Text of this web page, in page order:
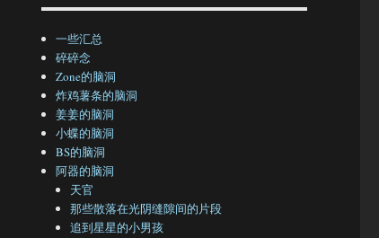
一些汇总
碎碎念
Zone的脑洞
炸鸡薯条的脑洞
姜姜的脑洞
小蝶的脑洞
BS的脑洞
阿器的脑洞
天官
那些散落在光阴缝隙间的片段
追到星星的小男孩